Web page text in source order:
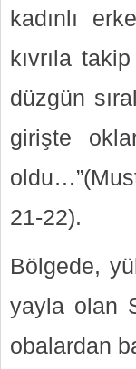
kadınlı
kıvrıla
düzgün
girişte
21-22).
Bölgede,
yayla olan
obalardan